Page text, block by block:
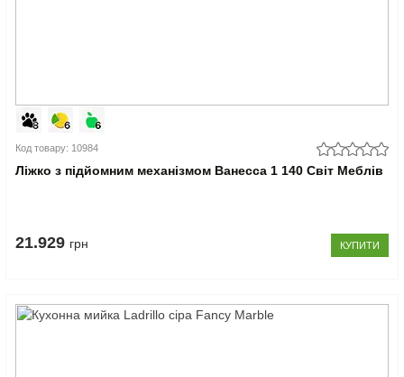
Код товару: 10984
Ліжко з підйомним механізмом Ванесса 1 140 Світ Меблів
21.929 грн КУПИТИ